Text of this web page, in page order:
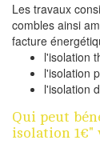
Les travaux
combles ainsi
facture
l'isolation
l'isolation
l'isolation
Qui peut
isolation 1€"